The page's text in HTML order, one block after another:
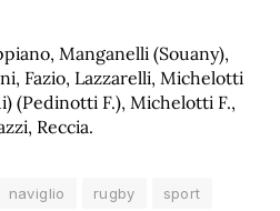
Manganelli (Souany),
Fazio, Lazzarelli, Michelotti
(Pedinotti F.), Michelotti F.,
Reccia.
naviglio rugby sport